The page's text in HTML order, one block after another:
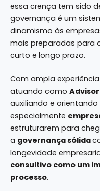
essa crença tem sido
governança é um
dinamismo às
mais preparadas para
curto e longo prazo.
Com ampla
atuando como Advisor
auxiliando e
especialmente
estruturarem para
a governança sólida
longevidade
consultivo como um
processo.